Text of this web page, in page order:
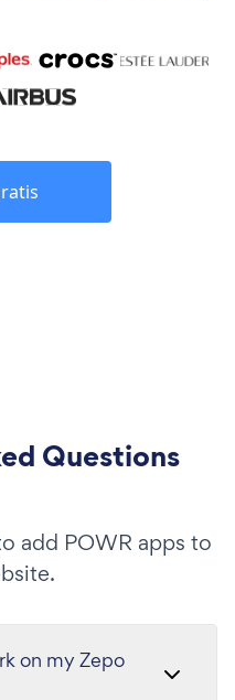
Questions
add POWR apps to
on my Zepo